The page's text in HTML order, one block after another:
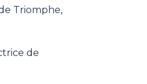
Triomphe,
de